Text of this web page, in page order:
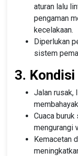
aturan lalu
pengaman
kecelakaan.
Diperlukan
sistem
3.
Jalan rusak,
Cuaca buruk
mengurangi
Kemacetan